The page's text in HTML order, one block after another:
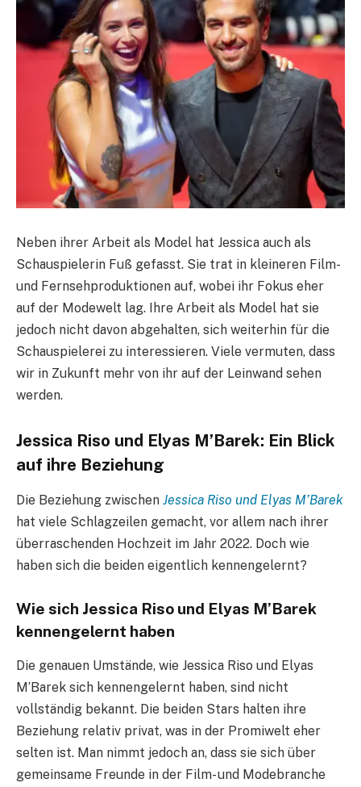
Neben ihrer Arbeit als Model hat Jessica auch als
Schauspielerin Fuß gefasst. Sie trat in kleineren Film-
und Fernsehproduktionen auf, wobei ihr Fokus eher
auf der Modewelt lag. Ihre Arbeit als Model hat sie
jedoch nicht davon abgehalten, sich weiterhin für die
Schauspielerei zu interessieren. Viele vermuten, dass
wir in Zukunft mehr von ihr auf der Leinwand sehen
werden.
Jessica Riso und Elyas M’Barek: Ein Blick
auf ihre Beziehung
Die Beziehung zwischen Jessica Riso und Elyas M’Barek
hat viele Schlagzeilen gemacht, vor allem nach ihrer
überraschenden Hochzeit im Jahr 2022. Doch wie
haben sich die beiden eigentlich kennengelernt?
Wie sich Jessica Riso und Elyas M’Barek
kennengelernt haben
Die genauen Umstände, wie Jessica Riso und Elyas
M’Barek sich kennengelernt haben, sind nicht
vollständig bekannt. Die beiden Stars halten ihre
Beziehung relativ privat, was in der Promiwelt eher
selten ist. Man nimmt jedoch an, dass sie sich über
gemeinsame Freunde in der Film- und Modebranche